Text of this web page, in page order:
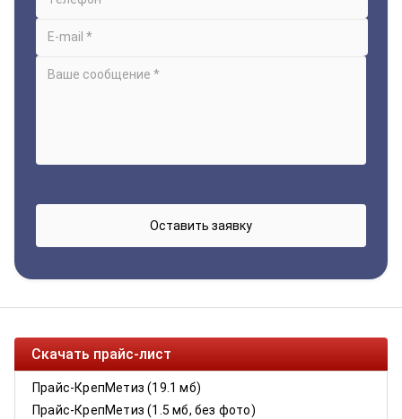
Скачать прайс-лист
Прайс-КрепМетиз (19.1 мб)
Прайс-КрепМетиз (1.5 мб, без фото)